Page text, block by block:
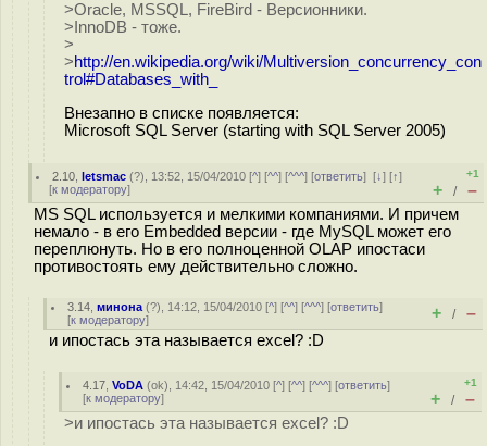
>Oracle, MSSQL, FireBird - Версионники.
>InnoDB - тоже.
>
>http://en.wikipedia.org/wiki/Multiversion_concurrency_con
trol#Databases_with_
Внезапно в списке появляется:
Microsoft SQL Server (starting with SQL Server 2005)
2.10 ,letsmac (?), 13:52, 15/04/2010 [^] [^^] [^^^] [ответить][↓] [↑]
[к модератору]
+1
+ / –
MS SQL используется и мелкими компаниями. И причем
немало - в его Embedded версии - где MySQL может его
переплюнуть. Но в его полноценной OLAP ипостаси
противостоять ему действительно сложно.
3.14 ,минона (?), 14:12, 15/04/2010 [^] [^^] [^^^] [ответить]
[к модератору] + / –
и ипостась эта называется excel? :D
4.17 ,VoDA (ok), 14:42, 15/04/2010 [^] [^^] [^^^] [ответить]
[к модератору]
+1
+ / –
>и ипостась эта называется excel? :D